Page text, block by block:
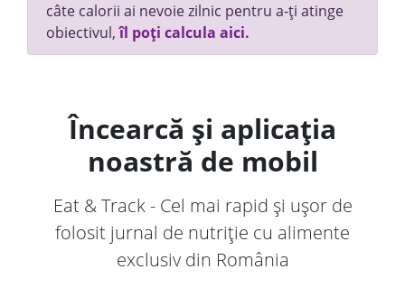
câte calorii ai nevoie zilnic pentru a-ți atinge
obiectivul,îl poți calcula aici.
Încearcă și aplicația
noastră de mobil
Eat & Track - Cel mai rapid și ușor de
folosit jurnal de nutriție cu alimente
exclusiv din România